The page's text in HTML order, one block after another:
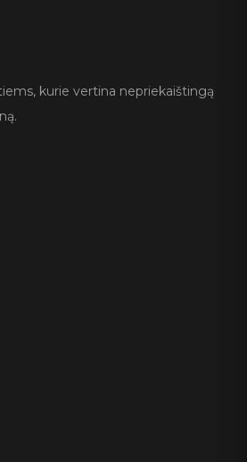
kurie vertina nepriekaištingą